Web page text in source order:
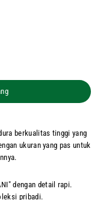
berkualitas tinggi yang
ukuran yang pas untuk
dengan detail rapi.
pribadi.